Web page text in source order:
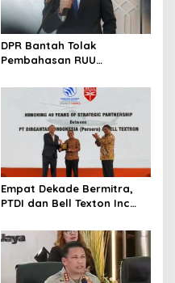
DPR Bantah Tolak
Pembahasan RUU
Empat Dekade Bermitra,
PTDI dan Bell Texton Inc
Kembangkan Industri
Helikopter